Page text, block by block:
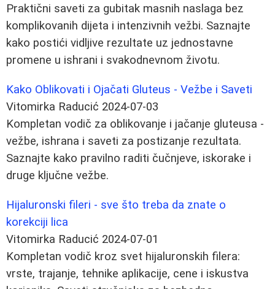
Praktični saveti za gubitak masnih naslaga bez
komplikovanih dijeta i intenzivnih vežbi. Saznajte
kako postići vidljive rezultate uz jednostavne
promene u ishrani i svakodnevnom životu.
Kako Oblikovati i Ojačati Gluteus - Vežbe i Saveti
Vitomirka Raducić 2024-07-03
Kompletan vodič za oblikovanje i jačanje gluteusa -
vežbe, ishrana i saveti za postizanje rezultata.
Saznajte kako pravilno raditi čučnjeve, iskorake i
druge ključne vežbe.
Hijaluronski fileri - sve što treba da znate o
korekciji lica
Vitomirka Raducić 2024-07-01
Kompletan vodič kroz svet hijaluronskih filera:
vrste, trajanje, tehnike aplikacije, cene i iskustva